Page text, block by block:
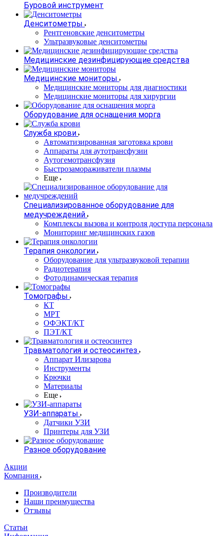
Буровой инструмент
Денситометры
Рентгеновские денситометры
Ультразвуковые денситометры
Медицинские дезинфицирующие средства
Медицинские мониторы
Медицинские мониторы для диагностики
Медицинские мониторы для хирургии
Оборудование для оснащения морга
Служба крови
Автоматизированная заготовка крови
Аппараты для аутотрансфузии
Аутогемотрансфузия
Быстрозамораживатели плазмы
Еще
Специализированное оборудование для
медучреждений
Комплексы вызова и контроля доступа персонала
Мониторинг медицинских газов
Терапия онкологии
Оборудование для ультразвуковой терапии
Радиотерапия
Фотодинамическая терапия
Томографы
КТ
МРТ
ОФЭКТ/КТ
ПЭТ/КТ
Травматология и остеосинтез
Аппарат Илизарова
Инструменты
Крючки
Материалы
Еще
УЗИ-аппараты
Датчики УЗИ
Принтеры для УЗИ
Разное оборудование
Акции
Компания
Производители
Наши преимущества
Отзывы
Статьи